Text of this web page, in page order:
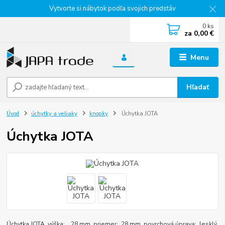
Vytvorte si nábytok podľa svojich predstáv
Menu
Hľadať
0 ks
za 0,00 €
Úvod úchytky a vešiaky knopky Úchytka JOTA
Úchytka JOTA